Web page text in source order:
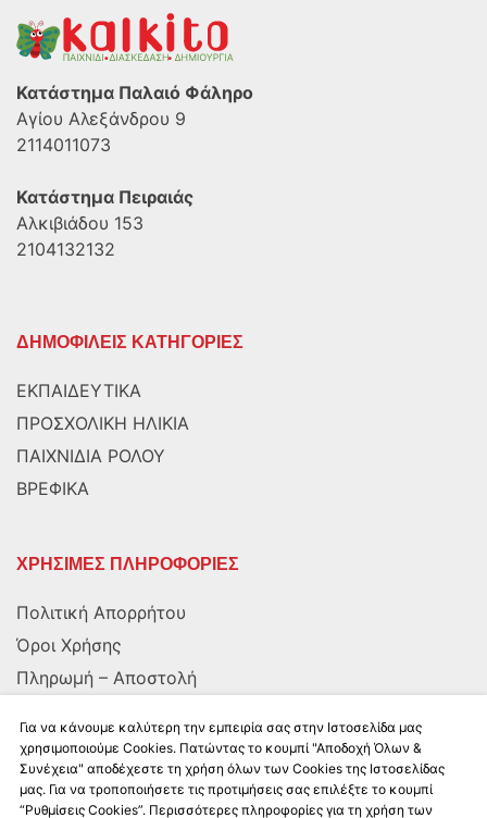
Κατάστημα Παλαιό Φάληρο
Αγίου Αλεξάνδρου 9
2114011073
Κατάστημα Πειραιάς
Αλκιβιάδου 153
2104132132
ΔΗΜΟΦΙΛΕΙΣ ΚΑΤΗΓΟΡΙΕΣ
ΕΚΠΑΙΔΕΥΤΙΚΑ
ΠΡΟΣΧΟΛΙΚΗ ΗΛΙΚΙΑ
ΠΑΙΧΝΙΔΙΑ ΡΟΛΟΥ
ΒΡΕΦΙΚΑ
ΧΡΗΣΙΜΕΣ ΠΛΗΡΟΦΟΡΙΕΣ
Πολιτική Απορρήτου
Όροι Χρήσης
Πληρωμή – Αποστολή
ΑΚΟΛΟΥΘΗΣΤΕ ΜΑΣ
Για να κάνουμε καλύτερη την εμπειρία σας στην Ιστοσελίδα μας
χρησιμοποιούμε Cookies. Πατώντας το κουμπί "Αποδοχή Όλων &
Συνέχεια" αποδέχεστε τη χρήση όλων των Cookies της Ιστοσελίδας
μας. Για να τροποποιήσετε τις προτιμήσεις σας επιλέξτε το κουμπί
“Ρυθμίσεις Cookies”. Περισσότερες πληροφορίες για τη χρήση των